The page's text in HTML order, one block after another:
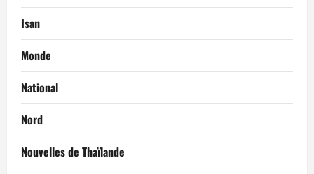
Isan
Monde
National
Nord
Nouvelles de Thaïlande